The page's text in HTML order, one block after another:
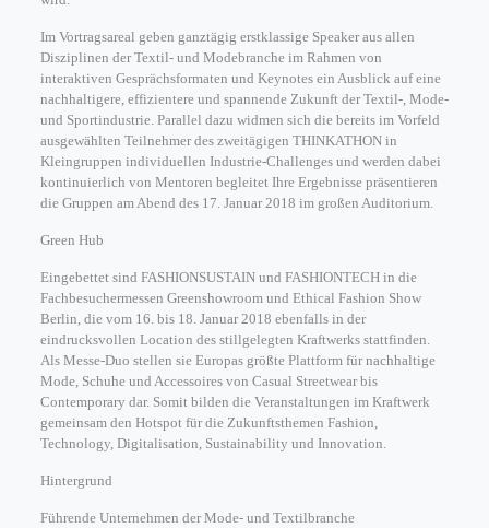
Im Vortragsareal geben ganztägig erstklassige Speaker aus allen
Disziplinen der Textil- und Modebranche im Rahmen von
interaktiven Gesprächsformaten und Keynotes ein Ausblick auf eine
nachhaltigere, effizientere und spannende Zukunft der Textil-, Mode-
und Sportindustrie. Parallel dazu widmen sich die bereits im Vorfeld
ausgewählten Teilnehmer des zweitägigen THINKATHON in
Kleingruppen individuellen Industrie-Challenges und werden dabei
kontinuierlich von Mentoren begleitet Ihre Ergebnisse präsentieren
die Gruppen am Abend des 17. Januar 2018 im großen Auditorium.
Green Hub
Eingebettet sind FASHIONSUSTAIN und FASHIONTECH in die
Fachbesuchermessen Greenshowroom und Ethical Fashion Show
Berlin, die vom 16. bis 18. Januar 2018 ebenfalls in der
eindrucksvollen Location des stillgelegten Kraftwerks stattfinden.
Als Messe-Duo stellen sie Europas größte Plattform für nachhaltige
Mode, Schuhe und Accessoires von Casual Streetwear bis
Contemporary dar. Somit bilden die Veranstaltungen im Kraftwerk
gemeinsam den Hotspot für die Zukunftsthemen Fashion,
Technology, Digitalisation, Sustainability und Innovation.
Hintergrund
Führende Unternehmen der Mode- und Textilbranche